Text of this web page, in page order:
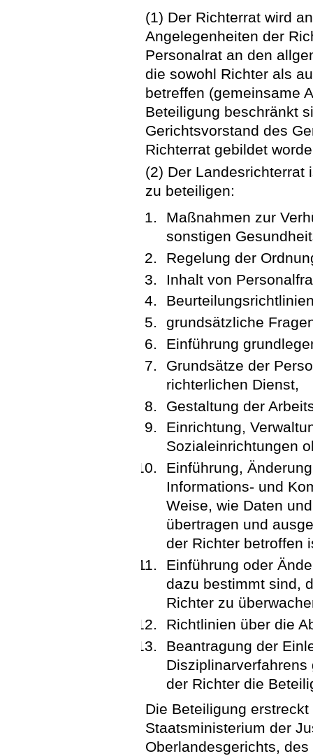
(1) Der Richterrat wird
Angelegenheiten der
Personalrat an den
die sowohl Richter als
betreffen (gemeinsame
Beteiligung beschränkt
Gerichtsvorstand des
Richterrat gebildet
(2) Der Landesrichterrat
zu beteiligen:
Maßnahmen zur
sonstigen
Regelung der
Inhalt von
grundsätzliche
Einführung
Grundsätze der
richterlichen Dienst,
Gestaltung der
Einrichtung,
Sozialeinrichtungen
Einführung,
Informations- und
Weise, wie Daten
übertragen und
der Richter betroffen
Einführung oder
dazu bestimmt sind,
Richter zu
Richtlinien über die
Beantragung der
der Richter die
Die Beteiligung
Staatsministerium der
Oberlandesgerichts,